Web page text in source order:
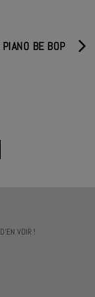
BE BOP
VOIR !